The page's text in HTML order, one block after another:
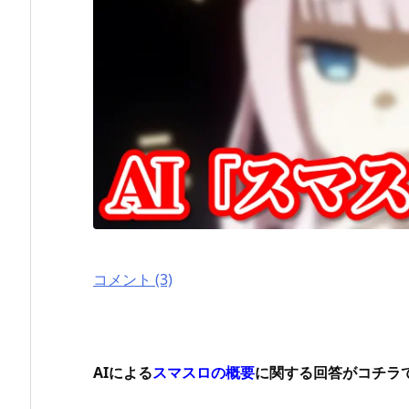
コメント (3)
AIによるスマスロの概要に関する回答がコチラ